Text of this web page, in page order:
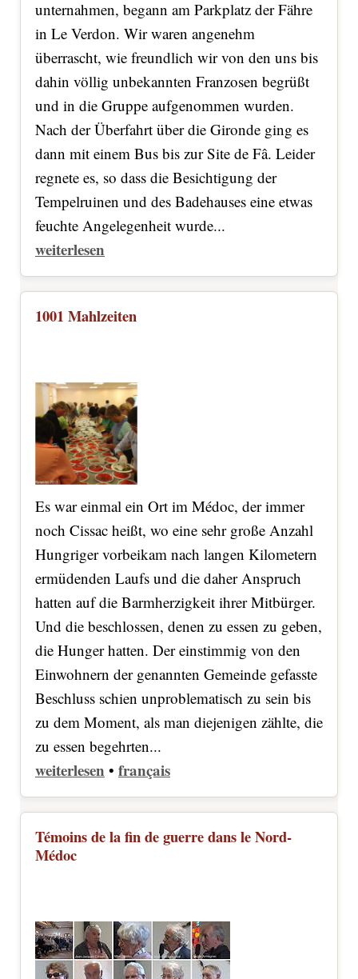
unternahmen, begann am Parkplatz der Fähre
in Le Verdon. Wir waren angenehm
überrascht, wie freundlich wir von den uns bis
dahin völlig unbekannten Franzosen begrüßt
und in die Gruppe aufgenommen wurden.
Nach der Überfahrt über die Gironde ging es
dann mit einem Bus bis zur Site de Fâ. Leider
regnete es, so dass die Besichtigung der
Tempelruinen und des Badehauses eine etwas
feuchte Angelegenheit wurde...
weiterlesen
1001 Mahlzeiten
Es war einmal ein Ort im Médoc, der immer
noch Cissac heißt, wo eine sehr große Anzahl
Hungriger vorbeikam nach langen Kilometern
ermüdenden Laufs und die daher Anspruch
hatten auf die Barmherzigkeit ihrer Mitbürger.
Und die beschlossen, denen zu essen zu geben,
die Hunger hatten. Der einstimmig von den
Einwohnern der genannten Gemeinde gefasste
Beschluss schien unproblematisch zu sein bis
zu dem Moment, als man diejenigen zählte, die
zu essen begehrten...
weiterlesen • français
Témoins de la fin de guerre dans le Nord-
Médoc